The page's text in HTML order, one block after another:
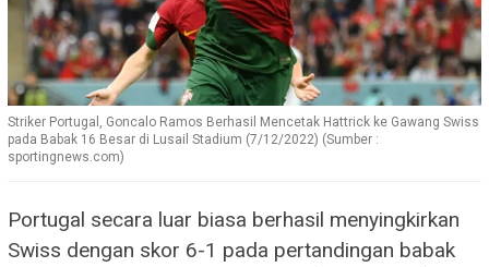
Striker Portugal, Goncalo Ramos Berhasil Mencetak Hattrick ke Gawang Swiss
pada Babak 16 Besar di Lusail Stadium (7/12/2022) (Sumber :
sportingnews.com)
Portugal secara luar biasa berhasil menyingkirkan
Swiss dengan skor 6-1 pada pertandingan babak